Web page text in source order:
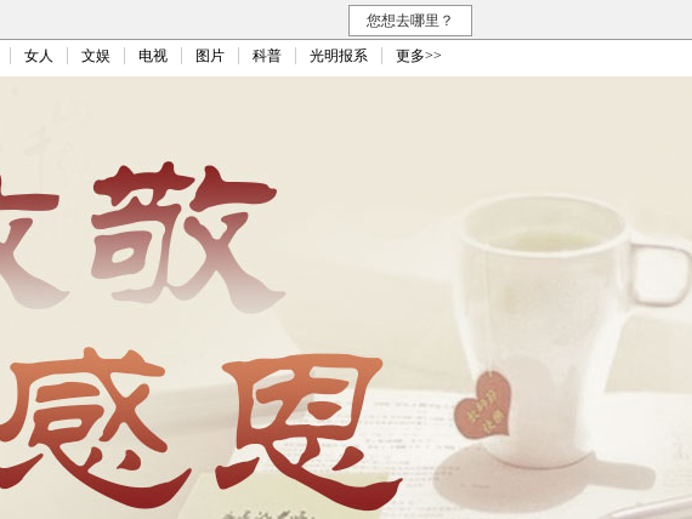
您想去哪里？
女人 文娱 电视 图片 科普 光明报系 更多>>